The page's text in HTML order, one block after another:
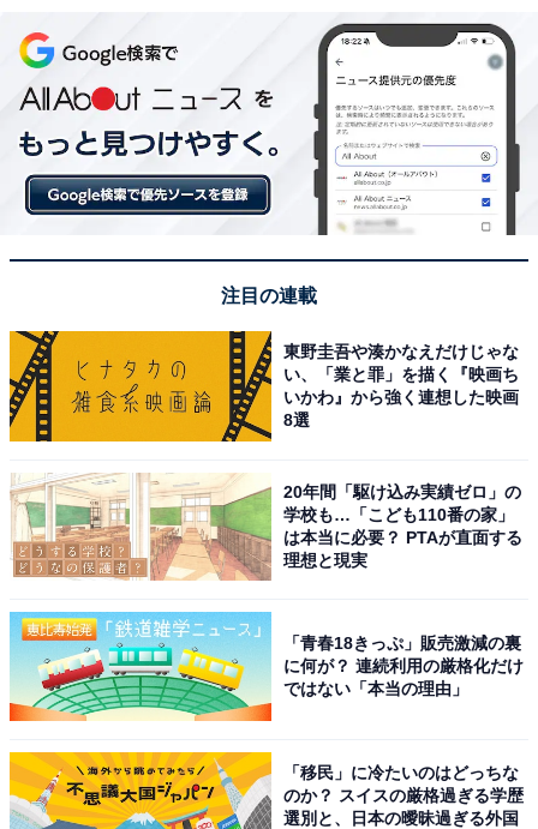
神戸牛は、兵庫県産の但馬牛を素牛とし、厳しい認定基
準を満たした最高品質の牛肉に与えられるブランド名で
す。きめ細やかな赤身にサシと呼ばれる脂肪が「霜降
り」状に入り、その脂がオレイン酸を多く含むため、舌
の上でとろけるような食感と芳醇な香りが楽しめます。
世界的に「KOBE BEEF」として知られ、ステーキや鉄
板焼きなどで味わうために国内外から多くの観光客が神
なら必ず味わいたいから」（30代女性／東京都）、「日
本を代表する高級和牛で、柔らかく、脂の甘みが特徴
で、ステーキや焼肉がとても美味しいからです」（60代
女性／愛知県）、「世界的ブランド和牛。 霜降りの甘い
脂と口どけの良さは感動レベル。 ステーキ、すき焼き、
しゃぶしゃぶ、ハンバーグ、肉寿司 など楽しみ方も多
彩」（50代男性／神奈川県）といった声が集まりまし
た。
※回答者からのコメントは原文ママです
次ページ 10位までのランキング結果を見る
注目の連載
東野圭吾や湊かなえだけじゃな
い、「業と罪」を描く『映画ち
いかわ』から強く連想した映画
8選
20年間「駆け込み実績ゼロ」の
学校も…「こども110番の家」
は本当に必要？ PTAが直面する
理想と現実
「青春18きっぷ」販売激減の裏
に何が？ 連続利用の厳格化だけ
ではない「本当の理由」
「移民」に冷たいのはどっちな
のか？ スイスの厳格過ぎる学歴
選別と、日本の曖昧過ぎる外国